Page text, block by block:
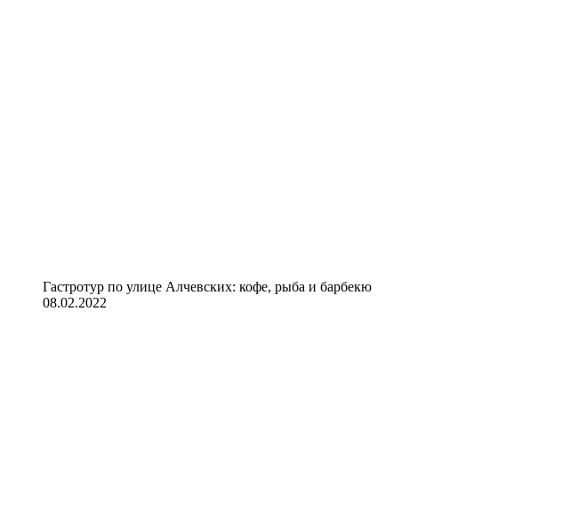
Гастротур по улице Алчевских: кофе, рыба и барбекю
08.02.2022